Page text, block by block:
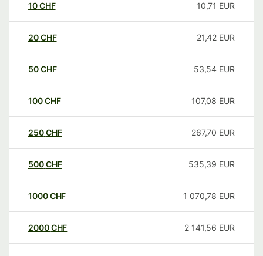
10CHF 10,71 EUR
20CHF 21,42 EUR
50CHF 53,54 EUR
100CHF 107,08 EUR
250CHF 267,70 EUR
500CHF 535,39 EUR
1000CHF 1 070,78 EUR
2000CHF 2 141,56 EUR